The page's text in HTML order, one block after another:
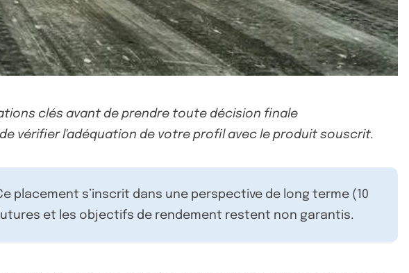
clés avant de prendre toute décision finale
vérifier l'adéquation de votre profil avec le produit souscrit.
placement s’inscrit dans une perspective de long terme (10
et les objectifs de rendement restent non garantis.